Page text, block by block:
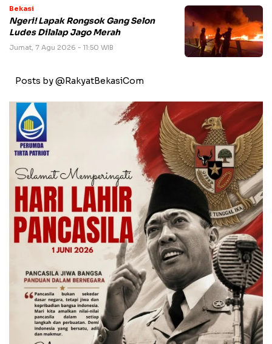
Bekasi
Ngeri! Lapak Rongsok Gang Selon
Ludes Dilalap Jago Merah
Jumat, 7 Agu 2026 - 11:50 WIB
Posts by @RakyatBekasiCom